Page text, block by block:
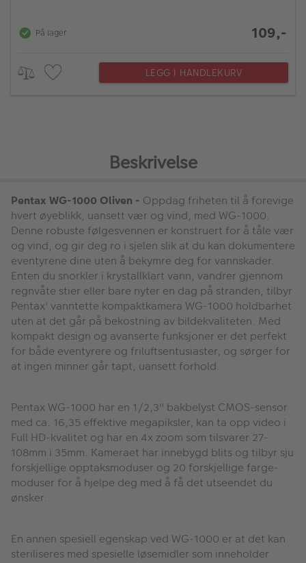
På lager 109,-
LEGG I HANDLEKURV
Beskrivelse
Pentax WG-1000 Oliven - Oppdag friheten til å forevige
hvert øyeblikk, uansett vær og vind, med WG-1000.
Denne robuste følgesvennen er konstruert for å tåle vær
og vind, og gir deg ro i sjelen slik at du kan dokumentere
eventyrene dine uten å bekymre deg for vannskader.
Enten du snorkler i krystallklart vann, vandrer gjennom
regnvåte stier eller bare nyter en dag på stranden, tilbyr
Pentax' vanntette kompaktkamera WG-1000 holdbarhet
uten at det går på bekostning av bildekvaliteten. Med
kompakt design og avanserte funksjoner er det perfekt
for både eventyrere og friluftsentusiaster, og sørger for
at ingen minner går tapt, uansett forhold.
Pentax WG-1000 har en 1/2,3" bakbelyst CMOS-sensor
med ca. 16,35 effektive megapiksler, kan ta opp video i
Full HD-kvalitet og har en 4x zoom som tilsvarer 27-
108mm i 35mm. Kameraet har innebygd blits og tilbyr sju
forskjellige opptaksmoduser og 20 forskjellige farge-
moduser for å hjelpe deg med å få det utseendet du
ønsker.
En annen spesiell egenskap ved WG-1000 er at det kan
steriliseres med spesielle løsemidler som inneholder